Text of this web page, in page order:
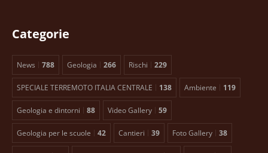
Categorie
News 788 Geologia 266 Rischi 229
SPECIALE TERREMOTO ITALIA CENTRALE 138 Ambiente 119
Geologia e dintorni 88 Video Gallery 59
Geologia per le scuole 42 Cantieri 39 Foto Gallery 38